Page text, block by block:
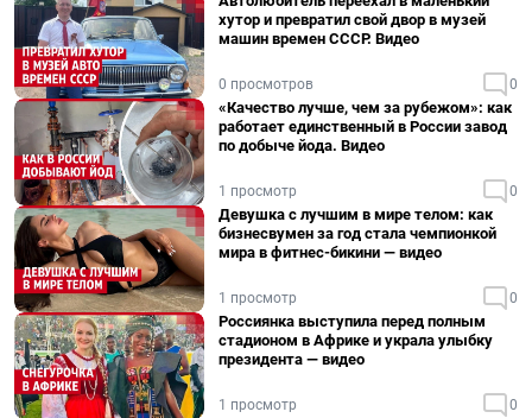
хутор и превратил свой двор в музей
машин времен СССР. Видео
0 просмотров 0
«Качество лучше, чем за рубежом»: как
работает единственный в России завод
по добыче йода. Видео
1 просмотр 0
Девушка с лучшим в мире телом: как
бизнесвумен за год стала чемпионкой
мира в фитнес-бикини — видео
1 просмотр 0
Россиянка выступила перед полным
стадионом в Африке и украла улыбку
президента — видео
1 просмотр 0